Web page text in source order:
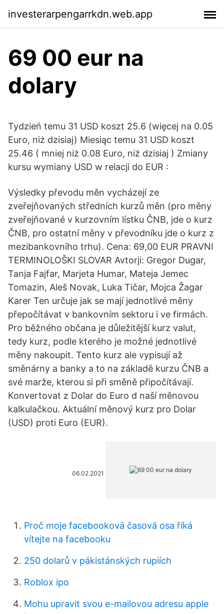
investerarpengarrkdn.web.app
69 00 eur na
dolary
Tydzień temu 31 USD koszt 25.6 (więcej na 0.05
Euro, niż dzisiaj) Miesiąc temu 31 USD koszt
25.46 ( mniej niż 0.08 Euro, niż dzisiaj ) Zmiany
kursu wymiany USD w relacji do EUR :
Výsledky převodu měn vycházejí ze
zveřejňovaných středních kurzů měn (pro měny
zveřejňované v kurzovním lístku ČNB, jde o kurz
ČNB, pro ostatní měny v převodníku jde o kurz z
mezibankovního trhu). Cena: 69,00 EUR PRAVNI
TERMINOLOŠKI SLOVAR Avtorji: Gregor Dugar,
Tanja Fajfar, Marjeta Humar, Mateja Jemec
Tomazin, Aleš Novak, Luka Tičar, Mojca Žagar
Karer Ten určuje jak se mají jednotlivé měny
přepočítávat v bankovním sektoru i ve firmách.
Pro běžného občana je důležitější kurz valut,
tedy kurz, podle kterého je možné jednotlivé
měny nakoupit. Tento kurz ale vypisují až
směnárny a banky a to na základě kurzu ČNB a
své marže, kterou si při směně připočítávají.
Konvertovat z Dolar do Euro d naší měnovou
kalkulačkou. Aktuální měnový kurz pro Dolar
(USD) proti Euro (EUR).
06.02.2021
Proč moje facebooková časová osa říká
vítejte na facebooku
250 dolarů v pákistánských rupiích
Roblox ipo
Mohu upravit svou e-mailovou adresu apple